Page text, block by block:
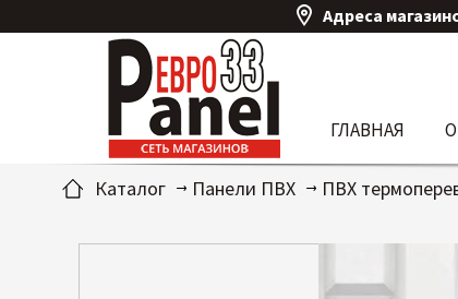
Адреса
ГЛАВНАЯ
Каталог Панели ПВХ ПВХ